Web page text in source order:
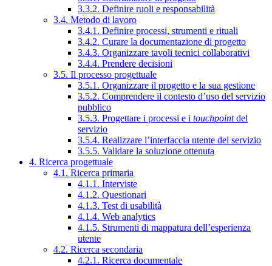
3.3.2. Definire ruoli e responsabilità
3.4. Metodo di lavoro
3.4.1. Definire processi, strumenti e rituali
3.4.2. Curare la documentazione di progetto
3.4.3. Organizzare tavoli tecnici collaborativi
3.4.4. Prendere decisioni
3.5. Il processo progettuale
3.5.1. Organizzare il progetto e la sua gestione
3.5.2. Comprendere il contesto d’uso del servizio
pubblico
3.5.3. Progettare i processi e i touchpointdel
servizio
3.5.4. Realizzare l’interfaccia utente del servizio
3.5.5. Validare la soluzione ottenuta
4. Ricerca progettuale
4.1. Ricerca primaria
4.1.1. Interviste
4.1.2. Questionari
4.1.3. Test di usabilità
4.1.4. Web analytics
4.1.5. Strumenti di mappatura dell’esperienza
utente
4.2. Ricerca secondaria
4.2.1. Ricerca documentale